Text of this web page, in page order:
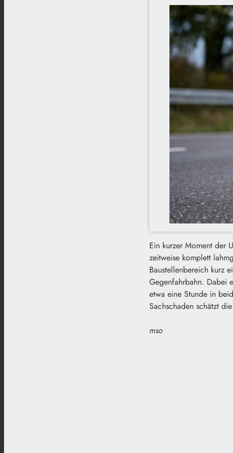
Ein kurzer Moment der
zeitweise komplett
Baustellenbereich kurz
Gegenfahrbahn. Dabei
etwa eine Stunde in
Sachschaden schätzt
mso